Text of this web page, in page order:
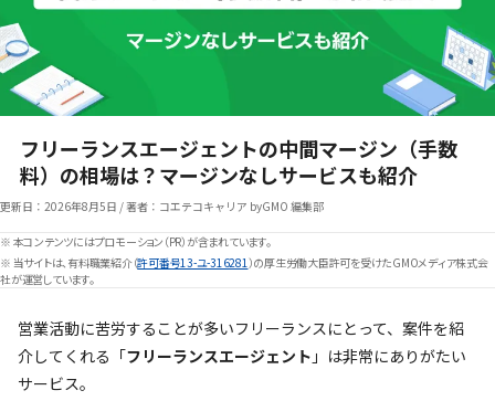
フリーランスエージェントの中間マージン（手数
料）の相場は？マージンなしサービスも紹介
更新日： 2026年8月5日 /著者：コエテコキャリア byGMO 編集部
※ 本コンテンツにはプロモーション（PR）が含まれています。
※ 当サイトは、有料職業紹介（許可番号13-ユ-316281 ）の厚生労働大臣許可を受けたGMOメディア株式会
社が運営しています。
営業活動に苦労することが多いフリーランスにとって、案件を紹
介してくれる「フリーランスエージェント 」は非常にありがたい
サービス。